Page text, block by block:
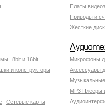
Платы
Приводы и
Жесткие
8bit и 16bit
и конструкторы
Микрофоны
Аксессуары
MP3 Плееры
Сетевые карты